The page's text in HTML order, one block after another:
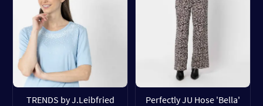
TRENDS by J.Leibfried
Perfectly JU Hose 'Bella'